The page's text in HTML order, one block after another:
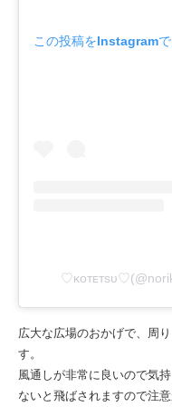
この投稿をInstagramで
広大な広場のおかげで、周
す。
風通しが非常に良いので気
ないと飛ばされますので注